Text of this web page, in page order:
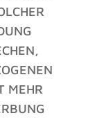
MEHR